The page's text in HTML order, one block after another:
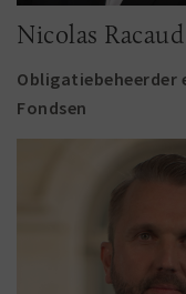
Nicolas Racaud
Obligatiebeheerder
Fondsen